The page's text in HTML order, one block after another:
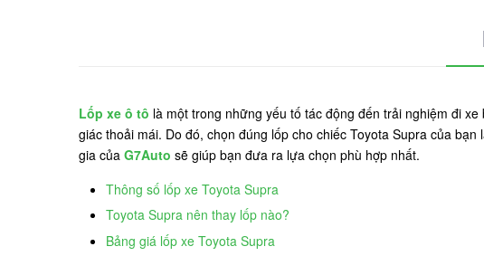
Lốp xe ô tô là một trong những yếu tố tác động đến trải nghiệm đi
giác thoải mái. Do đó, chọn đúng lốp cho chiếc Toyota Supra của
gia của G7Auto sẽ giúp bạn đưa ra lựa chọn phù hợp nhất.
Thông số lốp xe Toyota Supra
Toyota Supra nên thay lốp nào?
Bảng giá lốp xe Toyota Supra